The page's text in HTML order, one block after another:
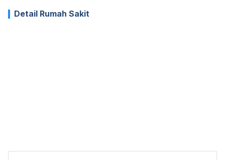
Detail Rumah Sakit